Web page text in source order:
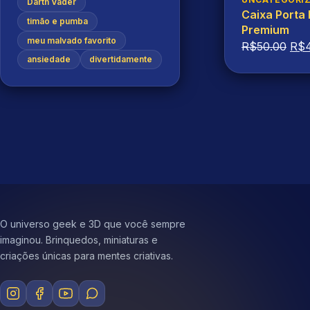
timão e pumba
meu malvado favorito
ansiedade
divertidamente
Caixa Porta
Premium
R$50.00 O
R$
O universo geek e 3D que você sempre
imaginou. Brinquedos, miniaturas e
criações únicas para mentes criativas.